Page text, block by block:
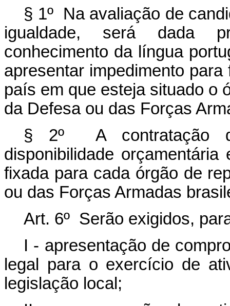
§ 1º Na avaliação de
igualdade, será dada
conhecimento da língua
apresentar impedimento
país em que esteja situado o
da Defesa ou das Forças
§ 2º A contratação
disponibilidade
fixada para cada órgão de
ou das Forças Armadas
Art. 6º Serão exigidos,
I - apresentação de
legal para o exercício de
legislação local;